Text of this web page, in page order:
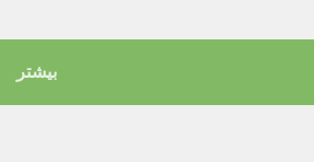
بیشتر